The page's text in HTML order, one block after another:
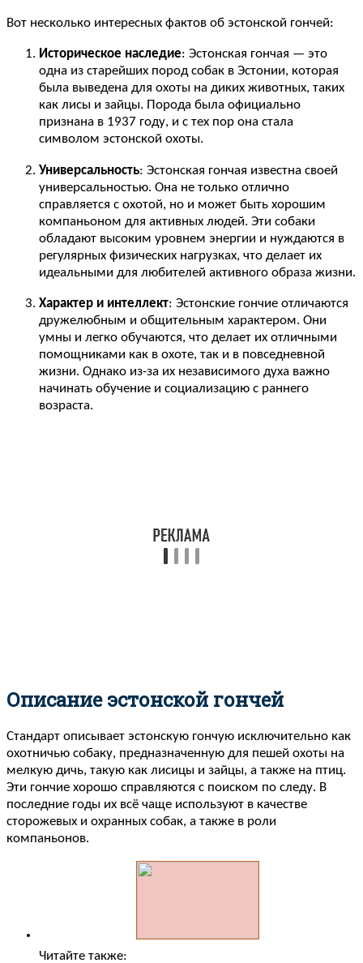
Вот несколько интересных фактов об эстонской гончей:
Историческое наследие: Эстонская гончая — это
одна из старейших пород собак в Эстонии, которая
была выведена для охоты на диких животных, таких
как лисы и зайцы. Порода была официально
признана в 1937 году, и с тех пор она стала
символом эстонской охоты.
Универсальность: Эстонская гончая известна своей
универсальностью. Она не только отлично
справляется с охотой, но и может быть хорошим
компаньоном для активных людей. Эти собаки
обладают высоким уровнем энергии и нуждаются в
регулярных физических нагрузках, что делает их
идеальными для любителей активного образа жизни.
Характер и интеллект: Эстонские гончие отличаются
дружелюбным и общительным характером. Они
умны и легко обучаются, что делает их отличными
помощниками как в охоте, так и в повседневной
жизни. Однако из-за их независимого духа важно
начинать обучение и социализацию с раннего
возраста.
Описание эстонской гончей
Стандарт описывает эстонскую гончую исключительно как
охотничью собаку, предназначенную для пешей охоты на
мелкую дичь, такую как лисицы и зайцы, а также на птиц.
Эти гончие хорошо справляются с поиском по следу. В
последние годы их всё чаще используют в качестве
сторожевых и охранных собак, а также в роли
компаньонов.
Читайте также: